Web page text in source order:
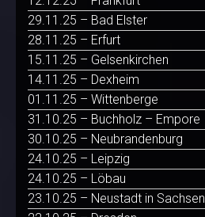
29.11.25 – Bad Elster
28.11.25 – Erfurt
15.11.25 – Gelsenkirchen
14.11.25 – Dexheim
01.11.25 – Wittenberge
31.10.25 – Buchholz – Empore
30.10.25 – Neubrandenburg
24.10.25 – Leipzig
24.10.25 – Löbau
23.10.25 – Neustadt in Sachsen